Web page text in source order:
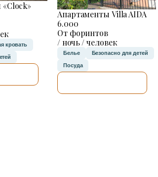
кровать
Апартаменты Villa AIDA
6.000
От форинтов
/ ночь / человек
Белье Безопасно для детей
Посуда